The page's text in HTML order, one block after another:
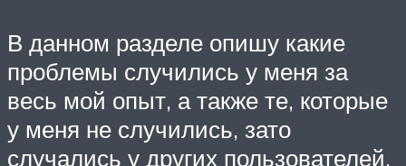
В данном разделе опишу какие
проблемы случились у меня за
весь мой опыт, а также те, которые
у меня не случились, зато
случались у других пользователей,